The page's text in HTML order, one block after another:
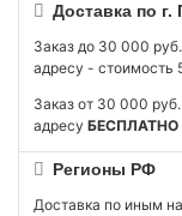
Доставка по г.
Заказ до 30 000
адресу - стоимость
Заказ от 30 000
адресу БЕСПЛАТНО
Регионы РФ
Доставка по иным